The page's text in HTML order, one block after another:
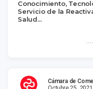
Conocimiento,
Servicio de la
Salud...
Cámara de